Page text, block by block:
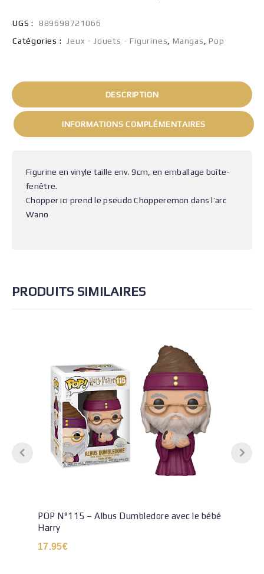
UGS :
889698721066
Catégories :
Jeux - Jouets - Figurines ,Mangas ,Pop
DESCRIPTION
INFORMATIONS COMPLÉMENTAIRES
Figurine en vinyle taille env. 9cm, en emballage boîte-
fenêtre.
Chopper ici prend le pseudo Chopperemon dans l’arc
Wano
PRODUITS SIMILAIRES
POP N°115 – Albus Dumbledore avec le bébé
Harry
17.95€